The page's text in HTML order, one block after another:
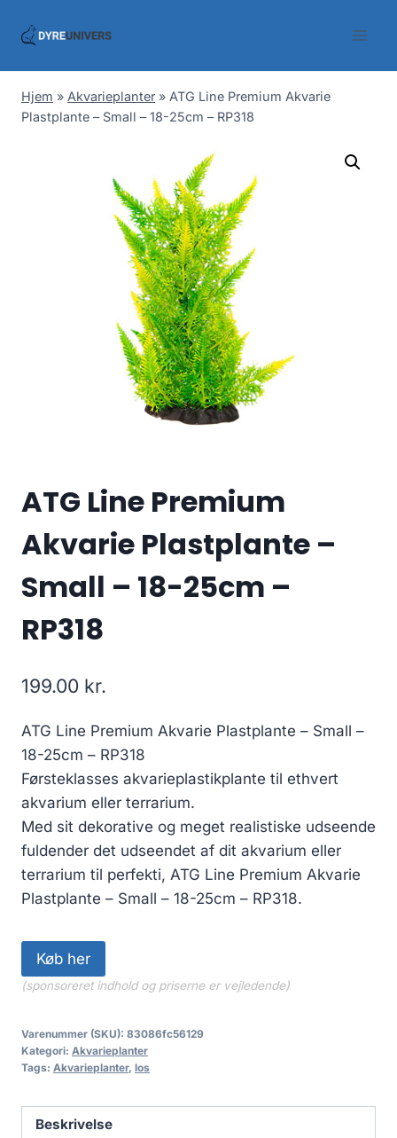
Hjem » Akvarieplanter » ATG Line Premium Akvarie
Plastplante – Small – 18-25cm – RP318
ATG Line Premium
Akvarie Plastplante –
Small – 18-25cm –
RP318
199.00 kr.
ATG Line Premium Akvarie Plastplante – Small –
18-25cm – RP318
Førsteklasses akvarieplastikplante til ethvert
akvarium eller terrarium.
Med sit dekorative og meget realistiske udseende
fuldender det udseendet af dit akvarium eller
terrarium til perfekti, ATG Line Premium Akvarie
Plastplante – Small – 18-25cm – RP318.
Køb her
(sponsoreret indhold og priserne er vejledende)
Varenummer (SKU): 83086fc56129
Kategori: Akvarieplanter
Tags: Akvarieplanter, los
Beskrivelse